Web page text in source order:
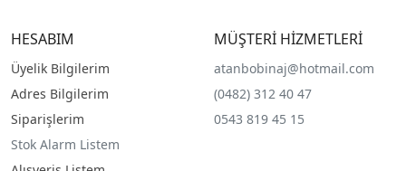
HESABIM
Üyelik Bilgilerim
Adres Bilgilerim
Siparişlerim
Stok Alarm Listem
MÜŞTERİ HİZMETLERİ
atanbobinaj@hotmail.com
(0482) 312 40 47
0543 819 45 15